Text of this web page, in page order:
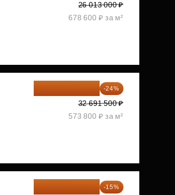
26 013 000 ₽
678 600 ₽ за м²
-24%
32 691 500 ₽
573 800 ₽ за м²
-15%